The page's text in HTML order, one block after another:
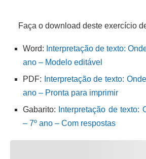
Faça o download deste exercício
Word: Interpretação de texto:
ano – Modelo editável
PDF:
Interpretação de texto:
ano – Pronta para imprimir
Gabarito:
Interpretação de texto:
– 7º ano – Com respostas